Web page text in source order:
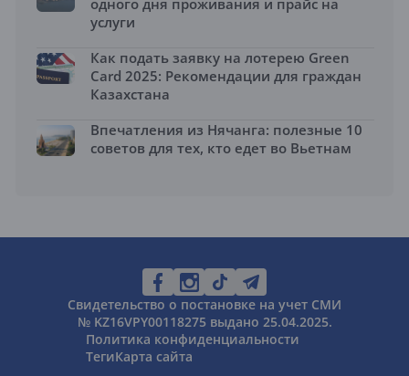
одного дня проживания и прайс на
услуги
Как подать заявку на лотерею Green
Card 2025: Рекомендации для граждан
Казахстана
Впечатления из Нячанга: полезные 10
советов для тех, кто едет во Вьетнам
Свидетельство о постановке на учет СМИ
№ KZ16VPY00118275 выдано 25.04.2025.
Политика конфиденциальности
ТегиКарта сайта